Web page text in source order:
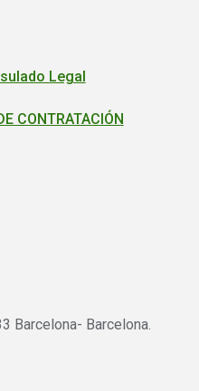
Legal
CONTRATACIÓN
Barcelona- Barcelona.